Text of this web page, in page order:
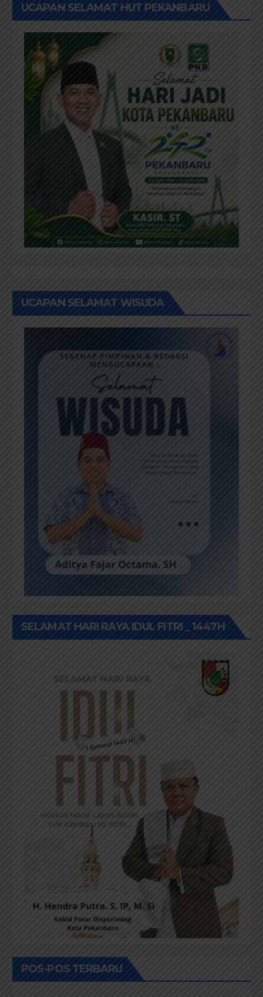
UCAPAN SELAMAT HUT PEKANBARU
UCAPAN SELAMAT WISUDA
SELAMAT HARI RAYA IDUL FITRI _ 1447H
POS-POS TERBARU